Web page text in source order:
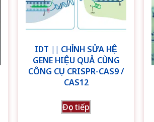
IDT || CHỈNH SỬA HỆ
GENE HIỆU QUẢ CÙNG
CÔNG CỤ CRISPR-CAS9 /
CAS12
Đọc tiếp